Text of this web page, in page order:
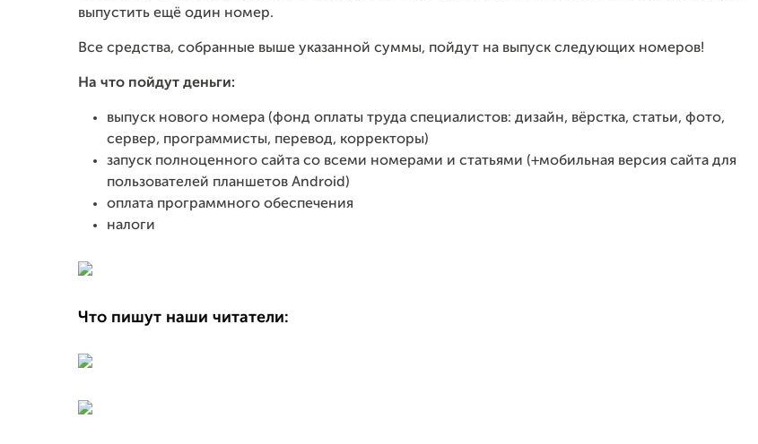
выпустить ещё один номер.
Все средства, собранные выше указанной суммы, пойдут на выпуск следующих номеров!
На что пойдут деньги:
выпуск нового номера (фонд оплаты труда специалистов: дизайн, вёрстка, статьи, фото,
сервер, программисты, перевод, корректоры)
запуск полноценного сайта со всеми номерами и статьями (+мобильная версия сайта для
пользователей планшетов Android)
оплата программного обеспечения
налоги
Что пишут наши читатели: